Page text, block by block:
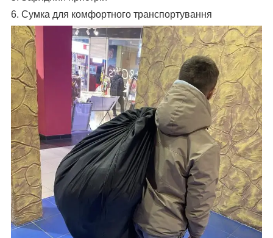
6. Сумка для комфортного транспортування